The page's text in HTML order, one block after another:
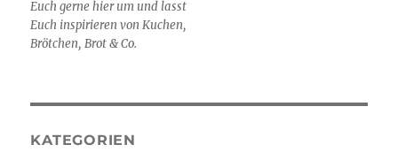
Euch gerne hier um und lasst
Euch inspirieren von Kuchen,
Brötchen, Brot & Co.
KATEGORIEN